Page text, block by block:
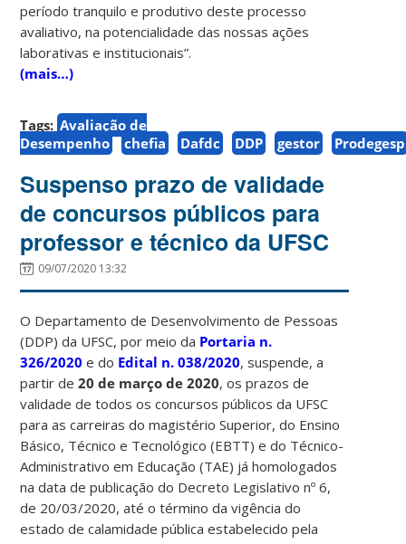
período tranquilo e produtivo deste processo
avaliativo, na potencialidade das nossas ações
laborativas e institucionais”.
(mais…)
Tags: Avaliação de
Desempenho
chefia Dafdc DDP gestor Prodegesp
Suspenso prazo de validade
de concursos públicos para
professor e técnico da UFSC
09/07/2020 13:32
O Departamento de Desenvolvimento de Pessoas
(DDP) da UFSC, por meio da Portaria n.
326/2020 e do Edital n. 038/2020, suspende, a
partir de20 de março de 2020, os prazos de
validade de todos os concursos públicos da UFSC
para as carreiras do magistério Superior, do Ensino
Básico, Técnico e Tecnológico (EBTT) e do Técnico-
Administrativo em Educação (TAE) já homologados
na data de publicação do Decreto Legislativo nº 6,
de 20/03/2020, até o término da vigência do
estado de calamidade pública estabelecido pela